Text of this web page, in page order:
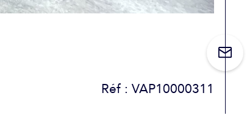
Réf : VAP10000311